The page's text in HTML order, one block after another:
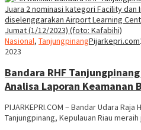
Nasional, TanjungpinangPijarkepri.com
2023
Bandara RHF
Analisa Laporan Keamanan
PIJARKEPRI.COM – Bandar Udara Raja
Tanjungpinang, Kepulauan Riau